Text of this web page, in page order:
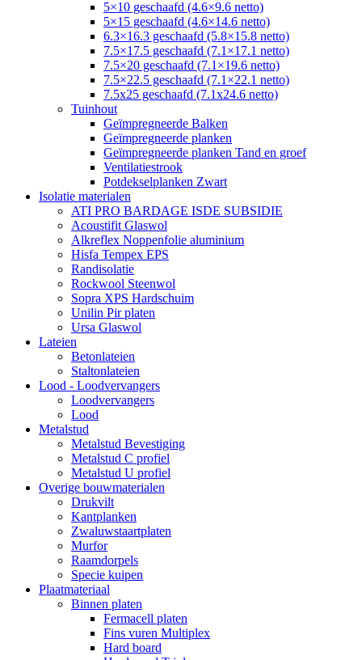
5×10 geschaafd (4.6×9.6 netto)
5×15 geschaafd (4.6×14.6 netto)
6.3×16.3 geschaafd (5.8×15.8 netto)
7.5×17.5 geschaafd (7.1×17.1 netto)
7.5×20 geschaafd (7.1×19.6 netto)
7.5×22.5 geschaafd (7.1×22.1 netto)
7.5x25 geschaafd (7.1x24.6 netto)
Tuinhout
Geïmpregneerde Balken
Geïmpregneerde planken
Geïmpregneerde planken Tand en groef
Ventilatiestrook
Potdekselplanken Zwart
Isolatie materialen
ATI PRO BARDAGE ISDE SUBSIDIE
Acoustifit Glaswol
Alkreflex Noppenfolie aluminium
Hisfa Tempex EPS
Randisolatie
Rockwool Steenwol
Sopra XPS Hardschuim
Unilin Pir platen
Ursa Glaswol
Lateien
Betonlateien
Staltonlateien
Lood - Loodvervangers
Loodvervangers
Lood
Metalstud
Metalstud Bevestiging
Metalstud C profiel
Metalstud U profiel
Overige bouwmaterialen
Drukvilt
Kantplanken
Zwaluwstaartplaten
Murfor
Raamdorpels
Specie kuipen
Plaatmateriaal
Binnen platen
Fermacell platen
Fins vuren Multiplex
Hard board